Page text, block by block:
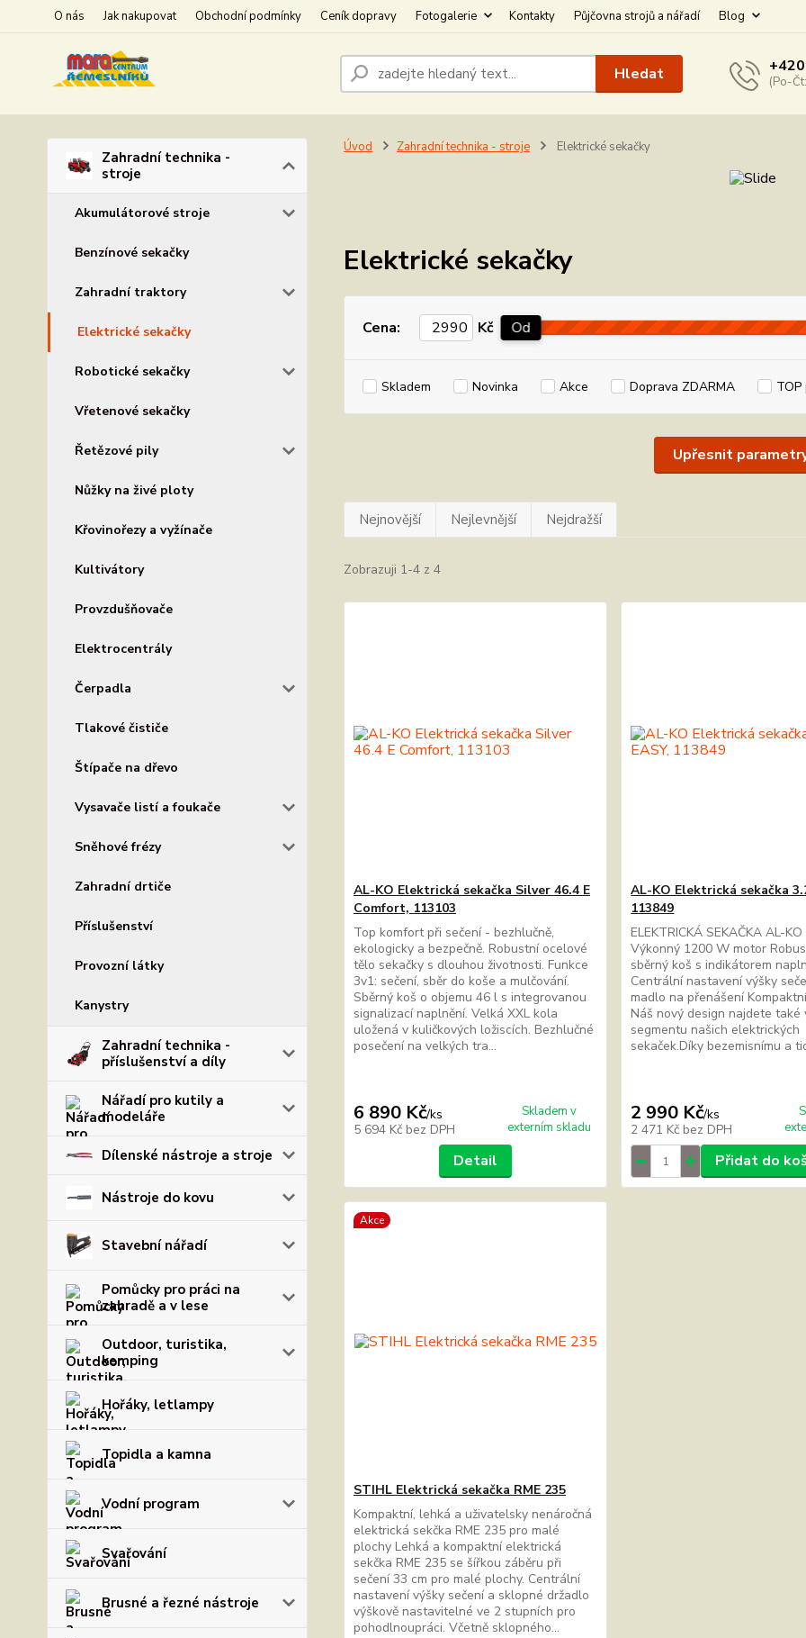
O nás Jak nakupovat Obchodní podmínky Ceník dopravy Fotogalerie Kontakty Půjčovna strojů a nářadí Blog
Hledat (Po-
Zahradní technika -
stroje
Akumulátorové stroje
Benzínové sekačky
Zahradní traktory
Elektrické sekačky
Robotické sekačky
Vřetenové sekačky
Řetězové pily
Nůžky na živé ploty
Křovinořezy a vyžínače
Kultivátory
Provzdušňovače
Elektrocentrály
Čerpadla
Tlakové čističe
Štípače na dřevo
Vysavače listí a foukače
Sněhové frézy
Zahradní drtiče
Příslušenství
Provozní látky
Kanystry
Zahradní technika -
příslušenství a díly
Nářadí pro kutily a
modeláře
Dílenské nástroje a stroje
Nástroje do kovu
Stavební nářadí
Pomůcky pro práci na
zahradě a v lese
Outdoor, turistika,
kemping
Hořáky, letlampy
Topidla a kamna
Vodní program
Svařování
Brusné a řezné nástroje
Úvod Zahradní technika - stroje Elektrické sekačky
Elektrické sekačky
Upřesnit
Cena: Kč Od
Skladem Novinka Akce Doprava ZDARMA
Nejnovější Nejlevnější Nejdražší
Zobrazuji 1-4 z 4
AL-KO Elektrická sekačka Silver 46.4 E
Comfort, 113103
Top komfort při sečení - bezhlučně,
ekologicky a bezpečně. Robustní ocelové
tělo sekačky s dlouhou životnosti. Funkce
3v1: sečení, sběr do koše a mulčování.
Sběrný koš o objemu 46 l s integrovanou
signalizací naplnění. Velká XXL kola
uložená v kuličkových ložiscích. Bezhlučné
posečení na velkých tra...
6 890 Kč/ks
5 694 Kč bez DPH
Skladem v
externím skladu
Detail
AL-KO Elektrická sekačka
113849
ELEKTRICKÁ SEKAČKA AL-
Výkonný 1200 W motor
sběrný koš s indikátorem
Centrální nastavení výšky
madlo na přenášení
Náš nový design najdete také
segmentu našich elektrických
sekaček.Díky bezemisnímu a
2 990 Kč/ks
2 471 Kč bez DPH
Přidat do
Akce
STIHL Elektrická sekačka RME 235
Kompaktní, lehká a uživatelsky nenáročná
elektrická sekčka RME 235 pro malé
plochy Lehká a kompaktní elektrická
sekčka RME 235 se šířkou záběru při
sečení 33 cm pro malé plochy. Centrální
nastavení výšky sečení a sklopné držadlo
výškově nastavitelné ve 2 stupních pro
pohodlnoupráci. Včetně sklopného...